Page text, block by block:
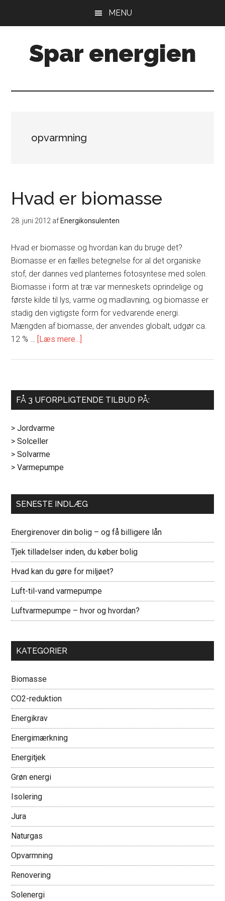
MENU
Spar energien
opvarmning
Hvad er biomasse
28. juni 2012 af Energikonsulenten
Hvad er biomasse og hvordan kan du bruge det?
Biomasse er en fælles betegnelse for al det organiske
stof, der dannes ved planternes fotosyntese med solen.
Biomasse i form at træ var menneskets oprindelige og
første kilde til lys, varme og madlavning, og biomasse er
stadig den vigtigste form for vedvarende energi.
Mængden af biomasse, der anvendes globalt, udgør ca.
12 % … [Læs mere...]
Primær
FÅ 3 UFORPLIGTENDE TILBUD PÅ:
> Jordvarme
> Solceller
> Solvarme
> Varmepumpe
SENESTE INDLÆG
Energirenover din bolig – og få billigere lån
Tjek tilladelser inden, du køber bolig
Hvad kan du gøre for miljøet?
Luft-til-vand varmepumpe
Luftvarmepumpe – hvor og hvordan?
KATEGORIER
Biomasse
CO2-reduktion
Energikrav
Energimærkning
Energitjek
Grøn energi
Isolering
Jura
Naturgas
Opvarmning
Renovering
Solenergi